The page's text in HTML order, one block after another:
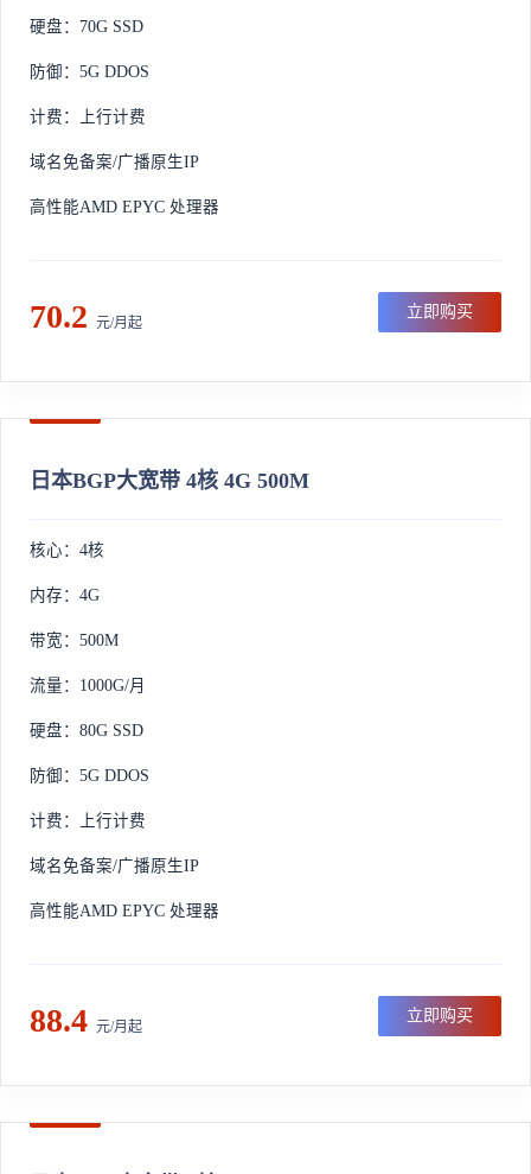
硬盘：70G SSD
防御：5G DDOS
计费：上行计费
域名免备案/广播原生IP
高性能AMD EPYC 处理器
70.2 元/月起
立即购买
日本BGP大宽带 4核 4G 500M
核心：4核
内存：4G
带宽：500M
流量：1000G/月
硬盘：80G SSD
防御：5G DDOS
计费：上行计费
域名免备案/广播原生IP
高性能AMD EPYC 处理器
88.4 元/月起
立即购买